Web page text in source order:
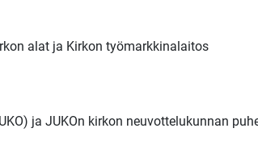
alat ja Kirkon työmarkkinalaitos
ja JUKOn kirkon neuvottelukunnan